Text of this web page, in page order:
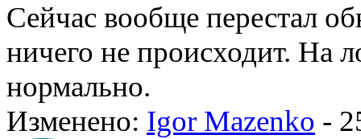
Сейчас вообще перестал
ничего не происходит. На
нормально.
Изменено: Igor Mazenko -